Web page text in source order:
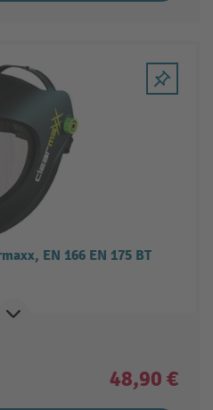
EN 166 EN 175 BT
48,90 €